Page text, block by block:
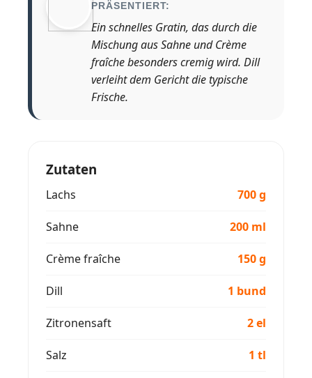
PRÄSENTIERT:
Ein schnelles Gratin, das durch die
Mischung aus Sahne und Crème
fraîche besonders cremig wird. Dill
verleiht dem Gericht die typische
Frische.
Zutaten
Lachs 700 g
Sahne 200 ml
Crème fraîche 150 g
Dill 1 bund
Zitronensaft 2 el
Salz 1 tl